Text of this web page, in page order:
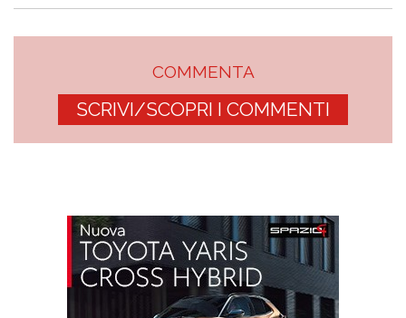
COMMENTA
SCRIVI/SCOPRI I COMMENTI